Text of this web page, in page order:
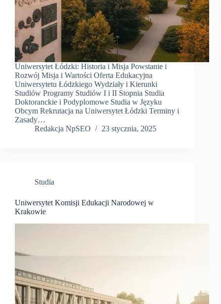
Uniwersytet Łódzki: Historia i Misja Powstanie i
Rozwój Misja i Wartości Oferta Edukacyjna
Uniwersytetu Łódzkiego Wydziały i Kierunki
Studiów Programy Studiów I i II Stopnia Studia
Doktoranckie i Podyplomowe Studia w Języku
Obcym Rekrutacja na Uniwersytet Łódzki Terminy i
Zasady…
Redakcja NpSEO
23 stycznia, 2025
Studia
Uniwersytet Komisji Edukacji Narodowej w
Krakowie